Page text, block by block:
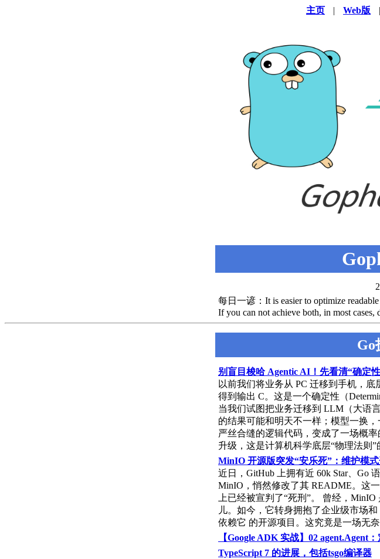
主页 | Web版 |
每日一谚：It is easier to optimize
If you can not achieve both, in most cases,
Go
别盲目梭哈 Agentic AI！先看清“确定
以前我们将业务从 PC 迁移到手机，
得到输出 C。这是一个确定性（
当我们试图把业务迁移到 LLM（大语
的结果可能和明天不一样；模型一换
严丝合缝的逻辑代码，变成了一场概
升级，这是计算机科学底层“物理法则”
MinIO 开源版突发“安乐死”：维护模
近日，GitHub 上拥有近 60k Star、
MinIO，悄然修改了其 README。这
上已经被宣判了“死刑”。 曾经，
儿。如今，它转身拥抱了企业级市场
依赖它 的开源项目。这究竟是一场无
【Google ADK 实战】02 agent.Agent
TypeScript 7 的进展，包括tsgo编译器